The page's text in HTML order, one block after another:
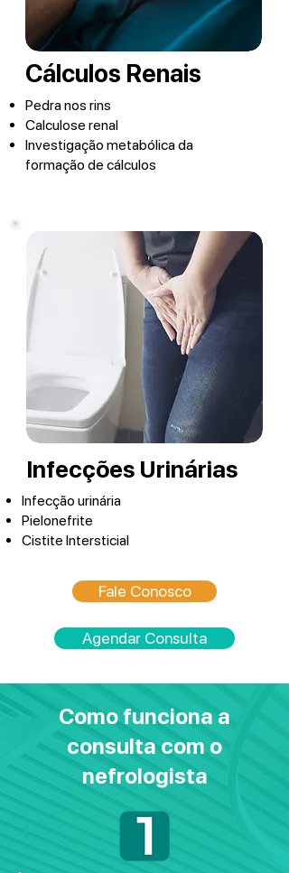
Cálculos Renais
Pedra nos rins
Calculose renal
Investigação metabólica da
formação de cálculos
Infecções Urinárias
Infecção urinária
Pielonefrite
Cistite Intersticial
Fale Conosco
Agendar Consulta
Como funciona a
consulta com o
nefrologista